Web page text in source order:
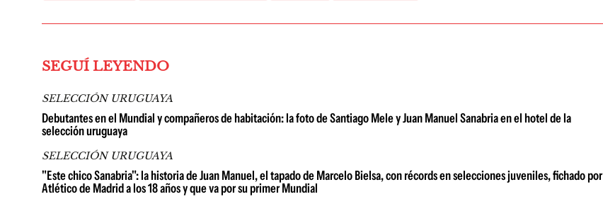
SEGUÍ LEYENDO
SELECCIÓN URUGUAYA
Debutantes en el Mundial y compañeros de habitación: la foto de Santiago Mele y Juan Manuel Sanabria en el hotel de la
selección uruguaya
SELECCIÓN URUGUAYA
"Este chico Sanabria": la historia de Juan Manuel, el tapado de Marcelo Bielsa, con récords en selecciones juveniles, fichado por
Atlético de Madrid a los 18 años y que va por su primer Mundial